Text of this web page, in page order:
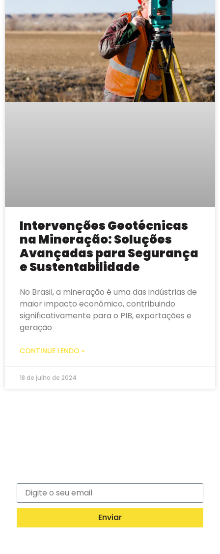
Intervenções Geotécnicas
na Mineração: Soluções
Avançadas para Segurança
e Sustentabilidade
No Brasil, a mineração é uma das indústrias de
maior impacto econômico, contribuindo
significativamente para o PIB, exportações e
geração
CONTINUE LENDO »
18 de julho de 2024
Enviar